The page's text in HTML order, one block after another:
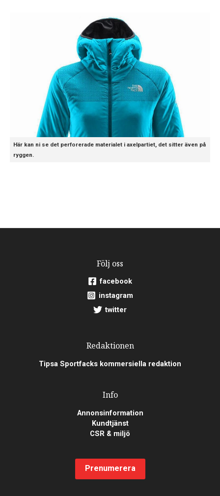
Här kan ni se det perforerade materialet i axelpartiet, det sitter även på
ryggen.
Följ oss
facebook
instagram
twitter
Redaktionen
Tipsa Sportfacks kommersiella redaktion
Info
Annonsinformation
Kundtjänst
CSR & miljö
Prenumerera